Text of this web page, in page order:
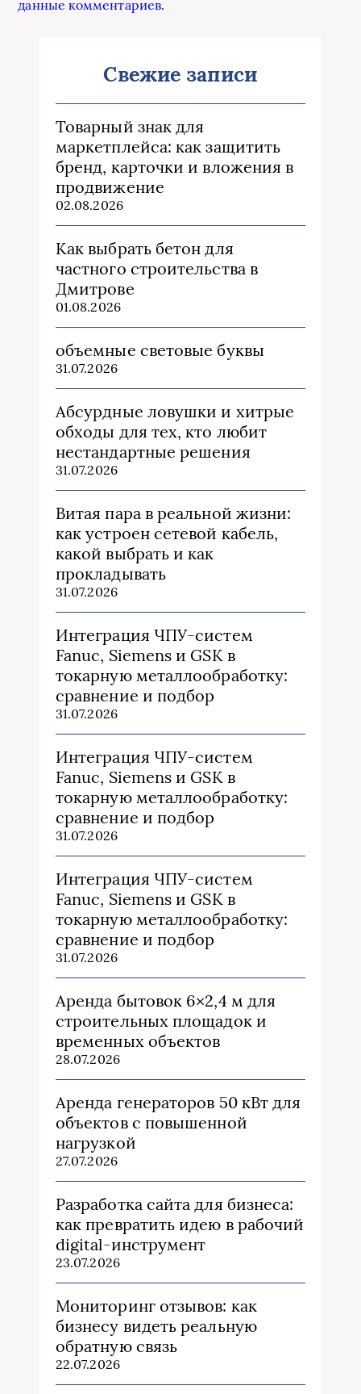
данные комментариев.
Свежие записи
Товарный знак для
маркетплейса: как защитить
бренд, карточки и вложения в
продвижение
02.08.2026
Как выбрать бетон для
частного строительства в
Дмитрове
01.08.2026
объемные световые буквы
31.07.2026
Абсурдные ловушки и хитрые
обходы для тех, кто любит
нестандартные решения
31.07.2026
Витая пара в реальной жизни:
как устроен сетевой кабель,
какой выбрать и как
прокладывать
31.07.2026
Интеграция ЧПУ-систем
Fanuc, Siemens и GSK в
токарную металлообработку:
сравнение и подбор
31.07.2026
Интеграция ЧПУ-систем
Fanuc, Siemens и GSK в
токарную металлообработку:
сравнение и подбор
31.07.2026
Интеграция ЧПУ-систем
Fanuc, Siemens и GSK в
токарную металлообработку:
сравнение и подбор
31.07.2026
Аренда бытовок 6×2,4 м для
строительных площадок и
временных объектов
28.07.2026
Аренда генераторов 50 кВт для
объектов с повышенной
нагрузкой
27.07.2026
Разработка сайта для бизнеса:
как превратить идею в рабочий
digital-инструмент
23.07.2026
Мониторинг отзывов: как
бизнесу видеть реальную
обратную связь
22.07.2026